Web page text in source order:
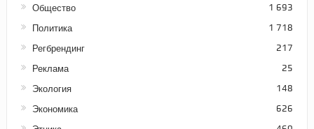
Общество 1 693
Политика 1 718
Регбрендинг 217
Реклама 25
Экология 148
Экономика 626